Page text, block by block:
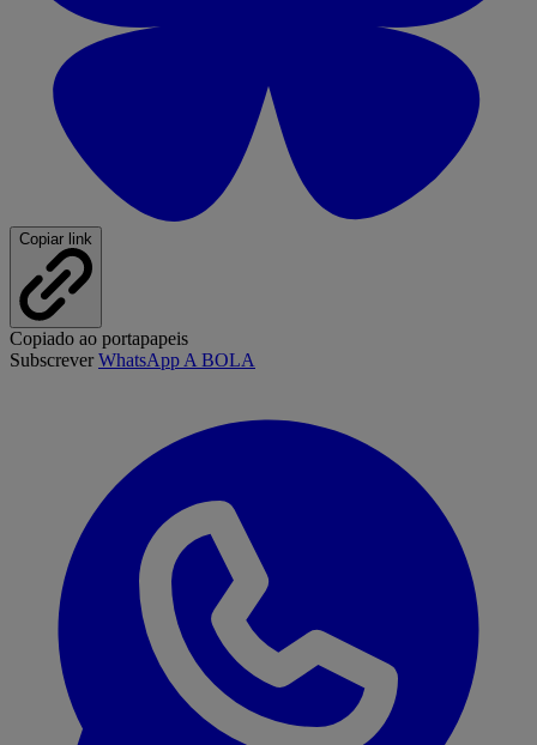
Copiar link
Copiado ao portapapeis
SubscreverWhatsApp A BOLA